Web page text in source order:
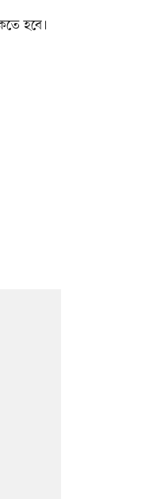
হবে।